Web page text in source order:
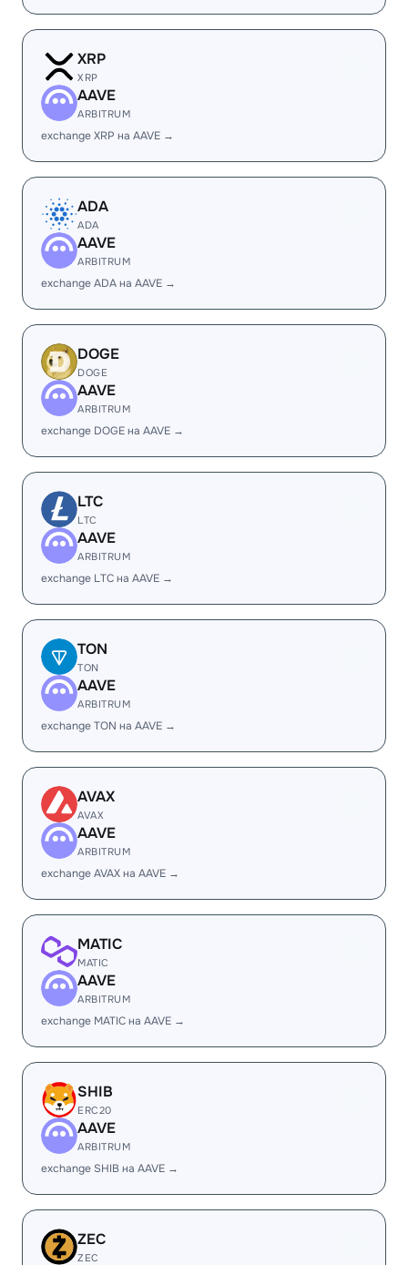
XRP
XRP
AAVE
ARBITRUM
exchange XRP на AAVE →
ADA
ADA
AAVE
ARBITRUM
exchange ADA на AAVE →
DOGE
DOGE
AAVE
ARBITRUM
exchange DOGE на AAVE →
LTC
LTC
AAVE
ARBITRUM
exchange LTC на AAVE →
TON
TON
AAVE
ARBITRUM
exchange TON на AAVE →
AVAX
AVAX
AAVE
ARBITRUM
exchange AVAX на AAVE →
MATIC
MATIC
AAVE
ARBITRUM
exchange MATIC на AAVE →
SHIB
ERC20
AAVE
ARBITRUM
exchange SHIB на AAVE →
ZEC
ZEC